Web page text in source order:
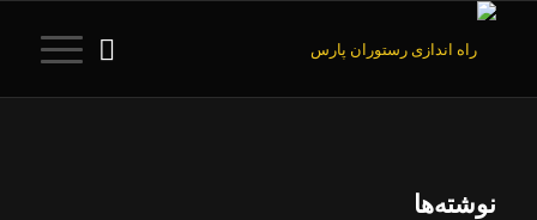
نوشته‌ها